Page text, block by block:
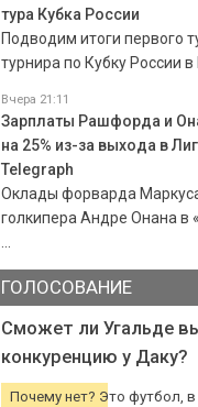
тура Кубка России
Подводим итоги первого
турнира по Кубку России в
Вчера 21:11
Зарплаты Рашфорда и
на 25% из-за выхода в
Telegraph
Оклады форварда
голкипера Андре Онана в
ГОЛОСОВАНИЕ
Сможет ли Угальде
конкуренцию у Даку?
Почему нет? Это футбол,